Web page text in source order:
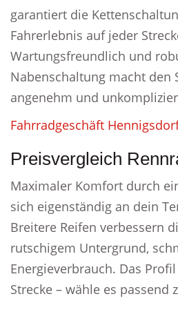
garantiert die
Fahrerlebnis auf jeder
Wartungsfreundlich und
Nabenschaltung macht den
angenehm und
Fahrradgeschäft
Preisvergleich
Maximaler Komfort durch
sich eigenständig an dein
Breitere Reifen verbessern
rutschigem Untergrund,
Energieverbrauch. Das
Strecke – wähle es passend